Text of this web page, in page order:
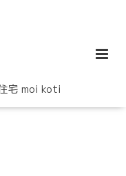
宅 moi koti